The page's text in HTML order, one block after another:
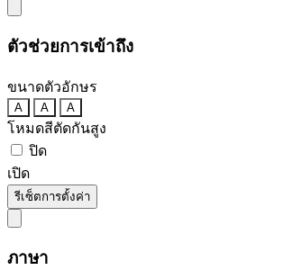
ตัวช่วยการเข้าถึง
ขนาดตัวอักษร
A A A
โหมดสีตัดกันสูง
ปิด
เปิด
รีเซ็ตการตั้งค่า
ภาษา